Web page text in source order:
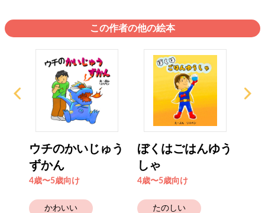
この作者の他の絵本
ウチのかいじゅう
ずかん
4歳〜5歳向け
かわいい
ぼくはごはんゆう
しゃ
4歳〜5歳向け
たのしい